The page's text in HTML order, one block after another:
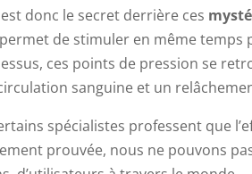
donc le secret derrière ces
de stimuler en même temps
ces points de pression se
sanguine et un
spécialistes professent que
prouvée, nous ne pouvons